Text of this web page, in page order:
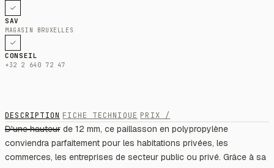
SAV
MAGASIN BRUXELLES
CONSEIL
+32 2 640 72 47
DESCRIPTION FICHE TECHNIQUE PRIX /
D'une hauteur de 12 mm, ce paillasson en polypropylène
conviendra parfaitement pour les habitations privées, les
commerces, les entreprises de secteur public ou privé. Grâce à sa